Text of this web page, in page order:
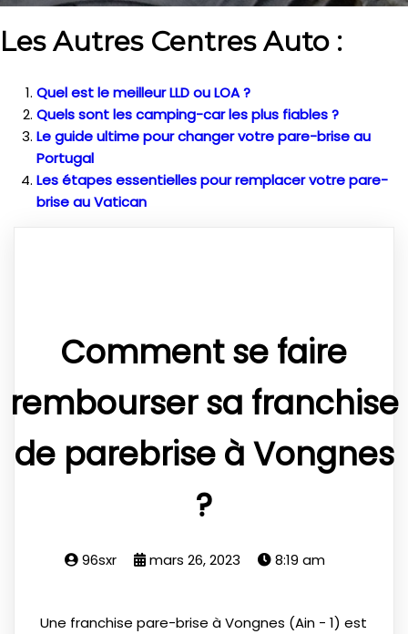
Les Autres Centres Auto :
Quel est le meilleur LLD ou LOA ?
Quels sont les camping-car les plus fiables ?
Le guide ultime pour changer votre pare-brise au
Portugal
Les étapes essentielles pour remplacer votre pare-
brise au Vatican
Comment se faire
rembourser sa franchise
de parebrise à Vongnes
?
96sxr mars 26, 2023 8:19 am
Une franchise pare-brise à Vongnes (Ain - 1) est